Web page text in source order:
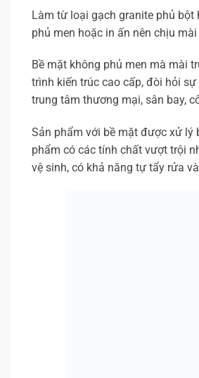
Làm từ loại gạch granite phủ
phủ men hoặc in ấn nên chịu
Bề mặt không phủ men mà mài
trình kiến trúc cao cấp, đòi hỏi
trung tâm thương mại, sân bay,
Sản phẩm với bề mặt được xử lý
phẩm có các tính chất vượt trội
vệ sinh, có khả năng tự tẩy rửa